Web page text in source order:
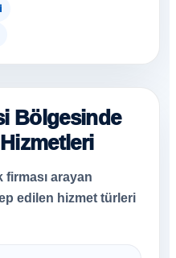
Bölgesinde
firması arayan
edilen hizmet türleri